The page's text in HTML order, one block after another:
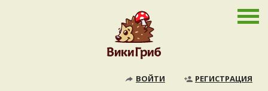
ВОЙТИ РЕГИСТРАЦИЯ